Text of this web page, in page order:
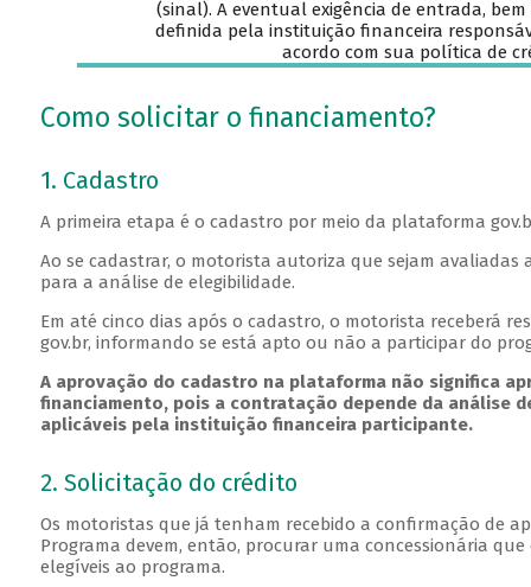
(sinal). A eventual exigência de entrada,
definida pela instituição financeira
acordo com sua política de
Como solicitar o financiamento?
1. Cadastro
A primeira etapa é o cadastro por meio da plataforma
Ao se cadastrar, o motorista autoriza que sejam avaliadas
para a análise de elegibilidade.
Em até cinco dias após o cadastro, o motorista receberá
gov.br, informando se está apto ou não a participar do
A aprovação do cadastro na plataforma não significa
financiamento, pois a contratação depende da análise
aplicáveis pela instituição financeira participante.
2. Solicitação do crédito
Os motoristas que já tenham recebido a confirmação de
Programa devem, então, procurar uma concessionária
elegíveis ao programa.